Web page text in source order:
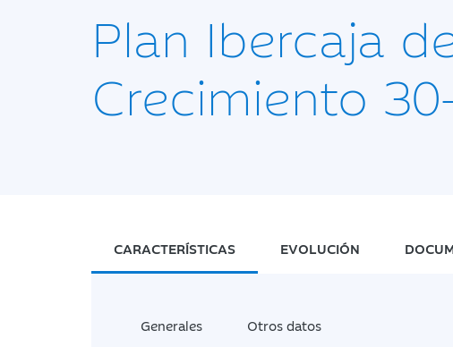
Plan Ibercaja
Crecimiento
CARACTERÍSTICAS EVOLUCIÓN
Generales Otros datos